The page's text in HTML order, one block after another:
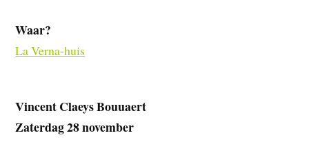
Waar?
La Verna-huis
Vincent Claeys Bouuaert
Zaterdag 28 november